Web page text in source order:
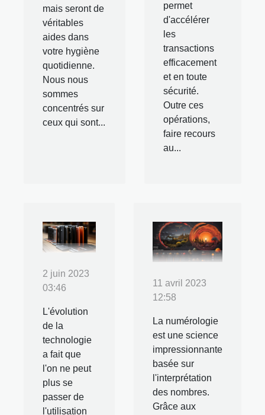
mais seront de
véritables
aides dans
votre hygiène
quotidienne.
Nous nous
sommes
concentrés sur
ceux qui sont...
permet
d'accélérer
les
transactions
efficacement
et en toute
sécurité.
Outre ces
opérations,
faire recours
au...
2 juin 2023
03:46
L'évolution
de la
technologie
a fait que
l'on ne peut
plus se
passer de
l'utilisation
11 avril 2023
12:58
La numérologie
est une science
impressionnante
basée sur
l'interprétation
des nombres.
Grâce aux